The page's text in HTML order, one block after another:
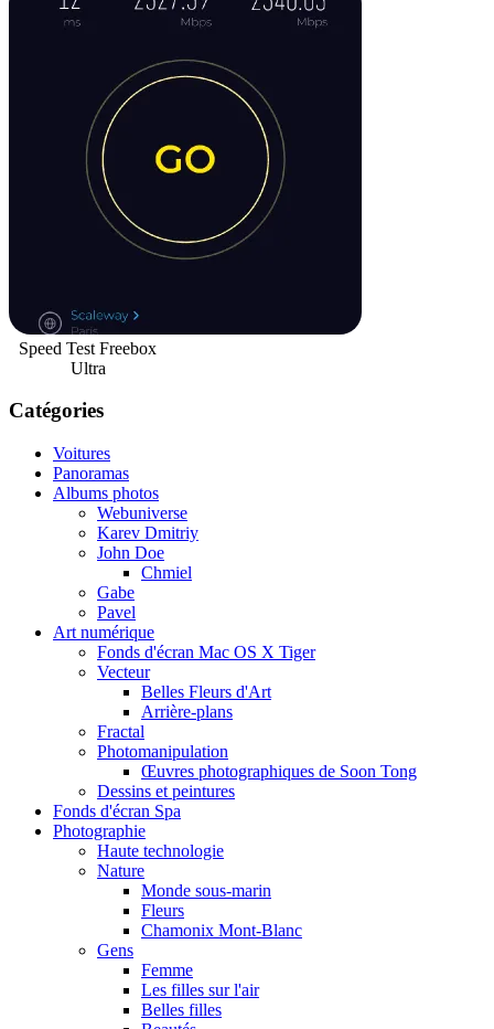
Speed Test Freebox
Ultra
Catégories
Voitures
Panoramas
Albums photos
Webuniverse
Karev Dmitriy
John Doe
Chmiel
Gabe
Pavel
Art numérique
Fonds d'écran Mac OS X Tiger
Vecteur
Belles Fleurs d'Art
Arrière-plans
Fractal
Photomanipulation
Œuvres photographiques de Soon Tong
Dessins et peintures
Fonds d'écran Spa
Photographie
Haute technologie
Nature
Monde sous-marin
Fleurs
Chamonix Mont-Blanc
Gens
Femme
Les filles sur l'air
Belles filles